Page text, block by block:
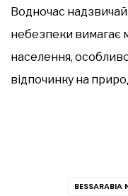
Водночас
небезпеки вимагає
населення, особливо
відпочинку на
BESSARABIA